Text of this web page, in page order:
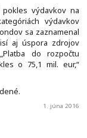
výdavkov na
výdavkov
sa zaznamenal
aj úspora zdrojov
do rozpočtu
o 75,1 mil. eur,“
1. júna 2016